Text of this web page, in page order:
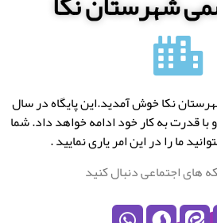
نکا خوش آمدید.این پایگاه در سال
و با قدرت به کار خود ادامه خواهد داد. شما
ما را در این امر یاری نمایید .
های اجتماعی دنبال کنید